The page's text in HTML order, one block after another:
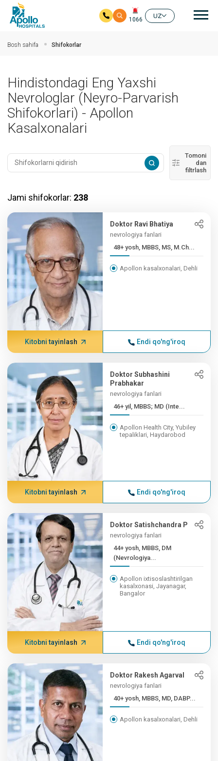
1066
UZ
Bosh sahifa Shifokorlar
Hindistondagi Eng Yaxshi
Nevrologlar (neyro-Parvarish
Shifokorlari) - Apollon
Kasalxonalari
Tomoni
dan
filtrlash
Jami shifokorlar: 238
Doktor Ravi Bhatiya
nevrologiya fanlari
48+ yosh, MBBS, MS, M.Ch...
Apollon kasalxonalari, Dehli
Kitobni tayinlash Endi qo'ng'iroq
Doktor Subhashini
Prabhakar
nevrologiya fanlari
46+ yil, MBBS; MD (Inte...
Apollon Health City, Yubiley
tepaliklari, Haydarobod
Kitobni tayinlash Endi qo'ng'iroq
Doktor Satishchandra P
nevrologiya fanlari
44+ yosh, MBBS, DM
(Nevrologiya...
Apollon ixtisoslashtirilgan
kasalxonasi, Jayanagar,
Bangalor
Kitobni tayinlash Endi qo'ng'iroq
Doktor Rakesh Agarval
nevrologiya fanlari
40+ yosh, MBBS, MD, DABP...
Apollon kasalxonalari, Dehli